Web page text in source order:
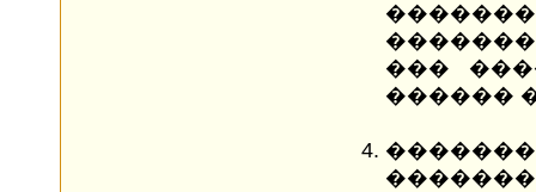
���
������